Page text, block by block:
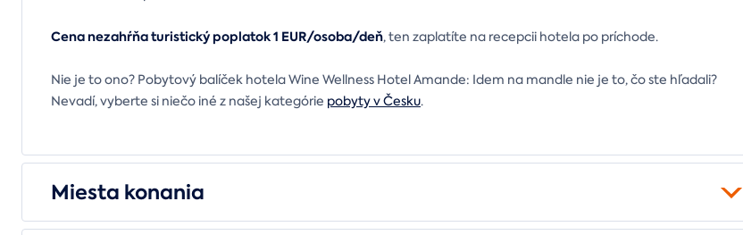
Cena nezahŕňa turistický poplatok 1 EUR/osoba/deň, ten zaplatíte na recepcii hotela po príchode.
Nie je to ono? Pobytový balíček hotela Wine Wellness Hotel Amande: Idem na mandle nie je to, čo ste hľadali?
Nevadí, vyberte si niečo iné z našej kategórie pobyty v Česku.
Miesta konania